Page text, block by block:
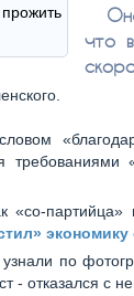
что
требованиями
партийца»
экономику
по
- отказался с